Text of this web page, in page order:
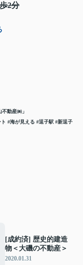
分
動産㈱」
#海が見える #逗子駅 #新逗子
[成約済] 歴史的建造
物＜大磯の不動産＞
2020.01.31